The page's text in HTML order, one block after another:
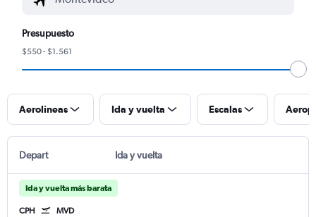
Presupuesto
$550 - $1.561
Aerolíneas Ida y vuelta Escalas
Depart Ida y vuelta
Ida y vuelta más barata
CPH MVD